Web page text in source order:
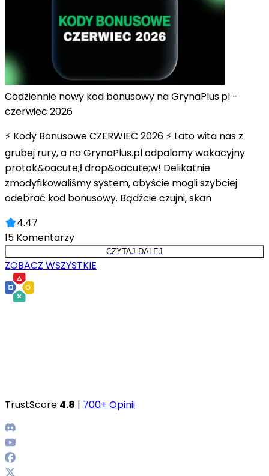
Codziennie nowy kod bonusowy na GrynaPlus.pl -
czerwiec 2026
⚡ Kody Bonusowe CZERWIEC 2026 ⚡ Lato wita nas z
grubej rury, a na GrynaPlus.pl odpalamy wakacyjny
protok&oacute;ł drop&oacute;w! Delikatnie
zmodyfikowaliśmy system, abyście mogli szybciej
odebrać kod bonusowy. Bądźcie czujni, skan
4.47
15 Komentarzy
CZYTAJ DALEJ
ZOBACZ WSZYSTKIE
TrustScore 4.8 | 700+ Opinii